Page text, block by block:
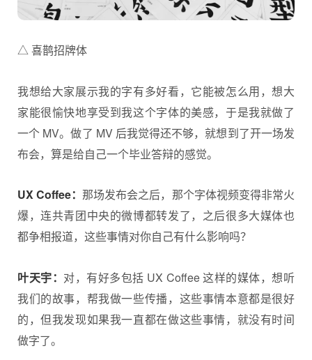
△ 喜鹊招牌体
我想给大家展示我的字有多好看，它能被怎么用，想大
家能很愉快地享受到我这个字体的美感，于是我就做了
一个 MV。做了 MV 后我觉得还不够，就想到了开一场发
布会，算是给自己一个毕业答辩的感觉。
UX Coffee：那场发布会之后，那个字体视频变得非常火
爆，连共青团中央的微博都转发了，之后很多大媒体也
都争相报道，这些事情对你自己有什么影响吗？
叶天宇： 对，有好多包括 UX Coffee 这样的媒体，想听
我们的故事，帮我做一些传播，这些事情本意都是很好
的，但我发现如果我一直都在做这些事情，就没有时间
做字了。